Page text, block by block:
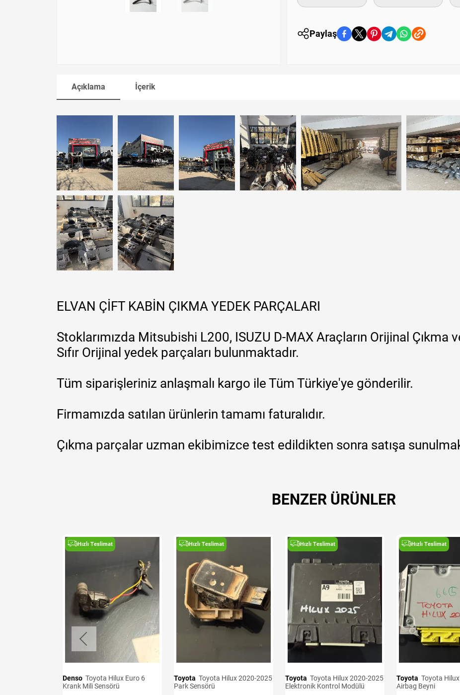
Paylaş
Açıklama İçerik
ELVAN ÇİFT KABİN ÇIKMA YEDEK PARÇALARI
Stoklarımızda Mitsubishi L200, ISUZU D-MAX Araçların Orijinal Çıkma
Sıfır Orijinal yedek parçaları bulunmaktadır.
Tüm siparişleriniz anlaşmalı kargo ile Tüm Türkiye'ye gönderilir.
Firmamızda satılan ürünlerin tamamı faturalıdır.
Çıkma parçalar uzman ekibimizce test edildikten sonra satışa
BENZER ÜRÜNLER
Hızlı Teslimat
Denso Toyota Hilux Euro 6
Krank Mili Sensörü
Hızlı Teslimat
Toyota
Park Sensörü
Hızlı Teslimat
Toyota
Elektronik Kontrol Modülü
Hızlı Teslimat
Toyota
Airbag Beyni